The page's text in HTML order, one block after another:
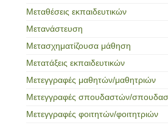
Μεταθέσεις εκπαιδευτικών
Μετανάστευση
Μετασχηματίζουσα μάθηση
Μετατάξεις εκπαιδευτικών
Μετεγγραφές μαθητών/μαθητριών
Μετεγγραφές σπουδαστών/
Μετεγγραφές φοιτητών/φοιτητριών